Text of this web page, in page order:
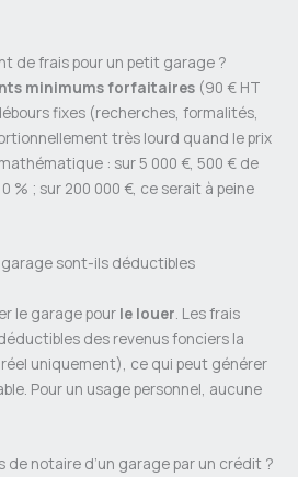
de frais pour un petit garage ?
minimums forfaitaires (90 € HT
fixes (recherches, formalités,
très lourd quand le prix
: sur 5 000 €, 500 € de
% ; sur 200 000 €, ce serait à peine
garage sont-ils déductibles
le garage pour le louer. Les frais
des revenus fonciers la
uniquement), ce qui peut générer
Pour un usage personnel, aucune
de notaire d’un garage par un crédit ?